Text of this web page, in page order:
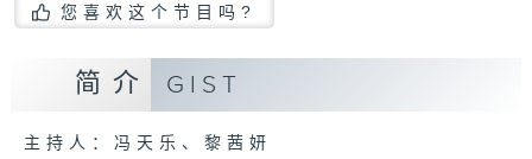
您喜欢这个节目吗?
简介 GIST
主持人：冯天乐、黎茜妍